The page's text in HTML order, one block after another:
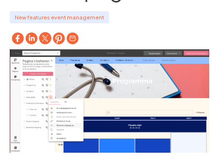
New features event management